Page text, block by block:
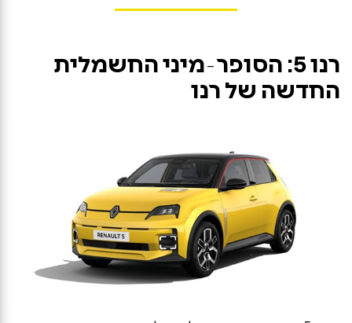
רנו 5: הסופר־מיני החשמלית
החדשה של רנו